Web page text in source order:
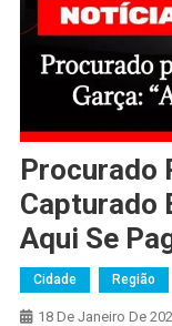
Procurado
Capturado
Aqui Se
Cidade Região
18 De Janeiro De